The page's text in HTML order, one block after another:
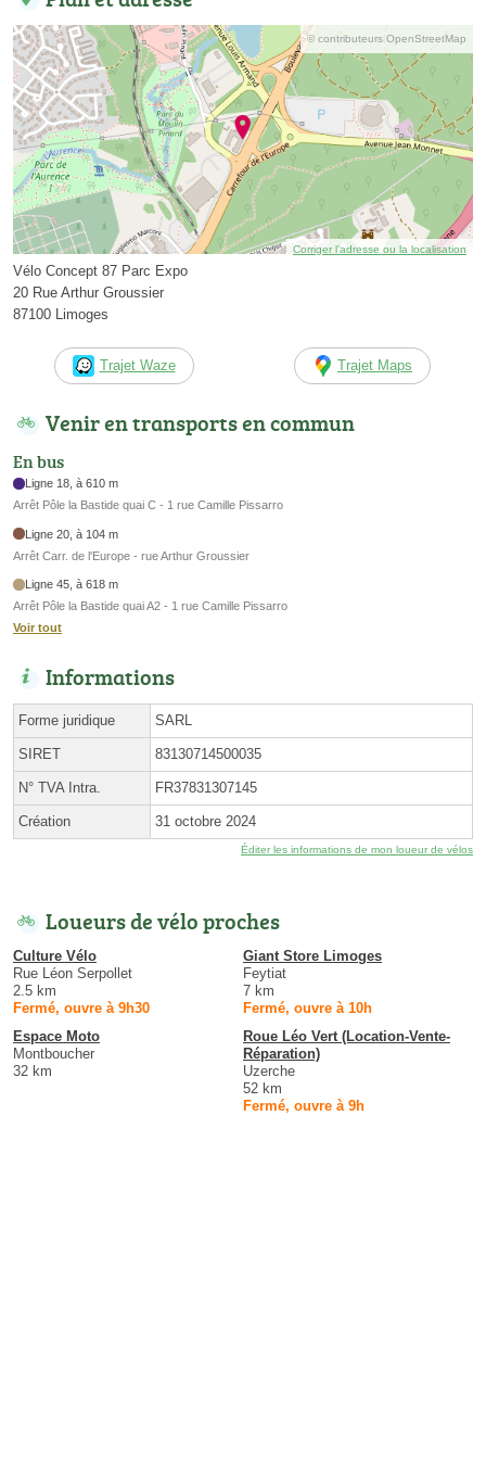
© contributeurs OpenStreetMap
Corriger l’adresse ou la localisation
Vélo Concept 87 Parc Expo
20 Rue Arthur Groussier
87100 Limoges
Trajet Waze Trajet Maps
Venir en transports en commun
En bus
Ligne 18, à 610 m
Arrêt Pôle la Bastide quai C - 1 rue Camille Pissarro
Ligne 20, à 104 m
Arrêt Carr. de l'Europe - rue Arthur Groussier
Ligne 45, à 618 m
Arrêt Pôle la Bastide quai A2 - 1 rue Camille Pissarro
Voir tout
Informations
Forme juridique SARL
SIRET 83130714500035
N° TVA Intra. FR37831307145
Création 31 octobre 2024
Éditer les informations de mon loueur de vélos
Loueurs de vélo proches
Culture Vélo
Rue Léon Serpollet
2.5 km
Fermé, ouvre à 9h30
Giant Store Limoges
Feytiat
7 km
Fermé, ouvre à 10h
Espace Moto
Montboucher
32 km
Roue Léo Vert (Location-Vente-
Réparation)
Uzerche
52 km
Fermé, ouvre à 9h